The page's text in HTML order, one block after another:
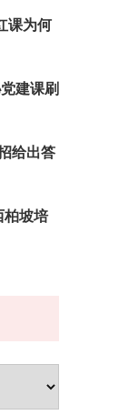
课为何
建课刷
给出答
柏坡培